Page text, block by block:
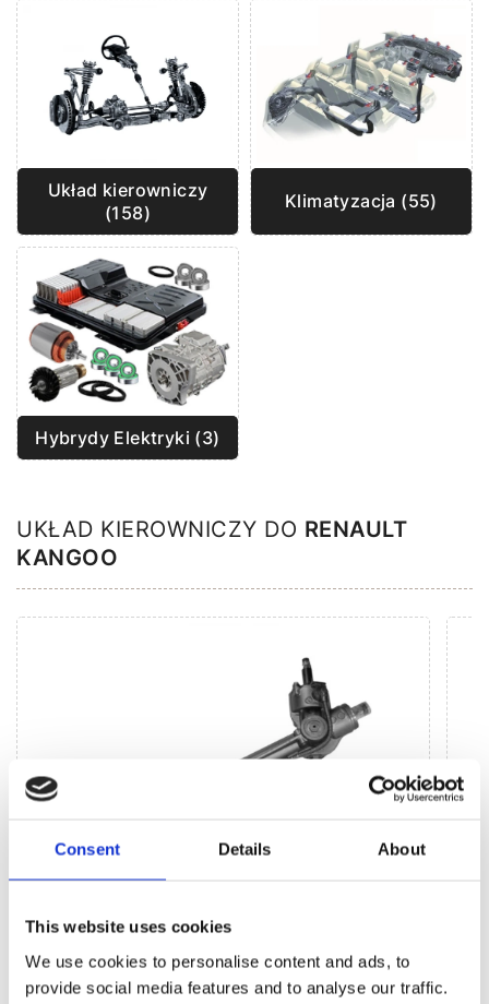
Consent Details About
This website uses cookies
We use cookies to personalise content and ads, to
provide social media features and to analyse our traffic.
Układ kierowniczy
(158)
Klimatyzacja (55)
Hybrydy Elektryki (3)
UKŁAD KIEROWNICZY DO RENAULT
KANGOO
Agregaty układu kierowniczego (58)